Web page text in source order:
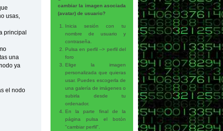
usas,
principal
una
ya
el nodo
cambiar la imagen asociada
(avatar) de usuario?
Inicia sesión con tu
nombre de usuario y
contraseña.
Pulsa en perfil --> perfil del
foro
Elige la imagen
personalizada que quieras
usar. Puedes escogerla de
una galería de imágenes o
subirla desde tu
ordenador.
En la parte final de la
página pulsa el botón
"cambiar perfil".